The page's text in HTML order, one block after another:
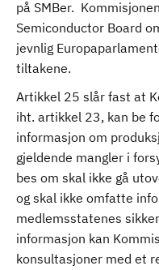
på SMBer.
Semiconductor Board
jevnlig
tiltakene.
Artikkel 25 slår fast at
iht. artikkel 23, kan be
informasjon om
gjeldende mangler i
bes om skal ikke gå
og skal ikke omfatte
medlemsstatenes
informasjon kan
konsultasjoner med et